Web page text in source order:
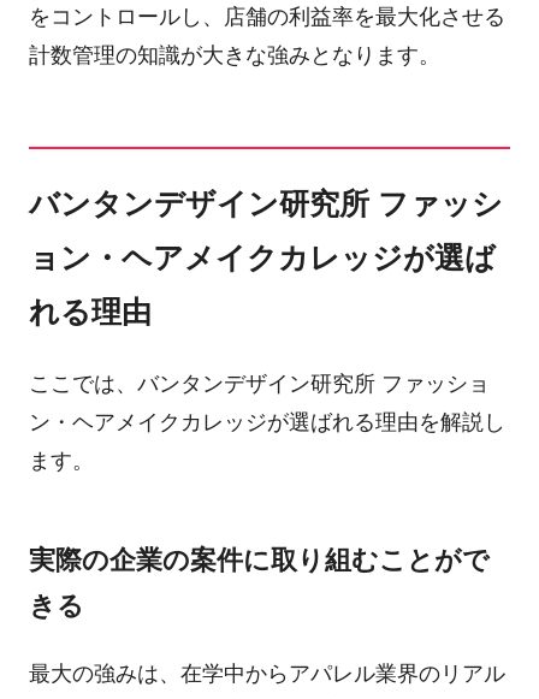
をコントロールし、店舗の利益率を最大化させる
計数管理の知識が大きな強みとなります。
バンタンデザイン研究所 ファッシ
ョン・ヘアメイクカレッジが選ば
れる理由
ここでは、バンタンデザイン研究所 ファッショ
ン・ヘアメイクカレッジが選ばれる理由を解説し
ます。
実際の企業の案件に取り組むことがで
きる
最大の強みは、在学中からアパレル業界のリアル